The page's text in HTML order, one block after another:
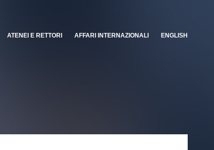
ATENEI E RETTORI AFFARI INTERNAZIONALI ENGLISH